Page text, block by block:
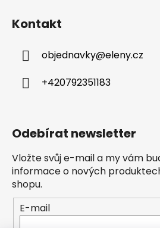
Kontakt
objednavky@eleny.cz
+420792351183
Odebírat newsletter
Vložte svůj e-mail a my vám
informace o nových
shopu.
E-mail